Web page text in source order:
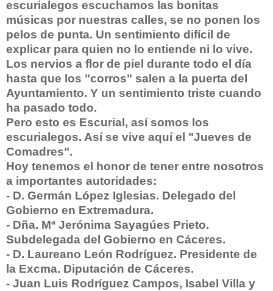
escurialegos escuchamos las bonitas
músicas por nuestras calles, se no ponen los
pelos de punta. Un sentimiento difícil de
explicar para quien no lo entiende ni lo vive.
Los nervios a flor de piel durante todo el día
hasta que los "corros" salen a la puerta del
Ayuntamiento. Y un sentimiento triste cuando
ha pasado todo.
Pero esto es Escurial, así somos los
escurialegos. Así se vive aquí el "Jueves de
Comadres".
Hoy tenemos el honor de tener entre nosotros
a importantes autoridades:
- D. Germán López Iglesias. Delegado del
Gobierno en Extremadura.
- Dña. Mª Jerónima Sayagúes Prieto.
Subdelegada del Gobierno en Cáceres.
- D. Laureano León Rodríguez. Presidente de
la Excma. Diputación de Cáceres.
- Juan Luis Rodríguez Campos, Isabel Villa y